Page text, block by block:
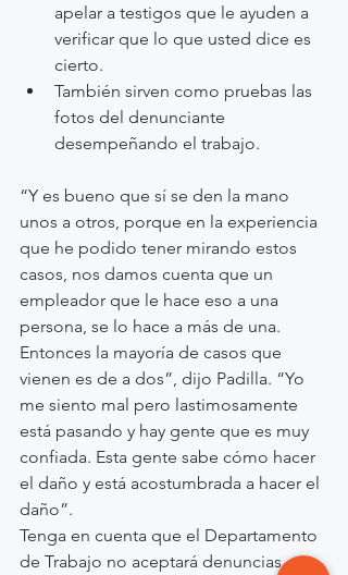
apelar a testigos que le ayuden a
verificar que lo que usted dice es
cierto.
También sirven como pruebas las
fotos del denunciante
desempeñando el trabajo.
“Y es bueno que sí se den la mano
unos a otros, porque en la experiencia
que he podido tener mirando estos
casos, nos damos cuenta que un
empleador que le hace eso a una
persona, se lo hace a más de una.
Entonces la mayoría de casos que
vienen es de a dos”, dijo Padilla. “Yo
me siento mal pero lastimosamente
está pasando y hay gente que es muy
confiada. Esta gente sabe cómo hacer
el daño y está acostumbrada a hacer el
daño”.
Tenga en cuenta que el Departamento
de Trabajo no aceptará denuncias, en